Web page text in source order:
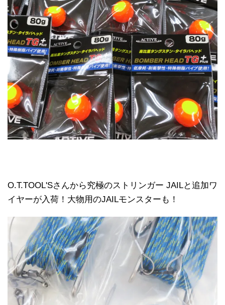
O.T.TOOL'Sさんから究極のストリンガー JAILと追加ワ
イヤーが入荷！大物用のJAILモンスターも！